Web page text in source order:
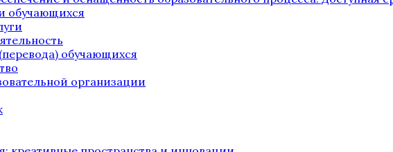
обучающихся
обучающихся
организации